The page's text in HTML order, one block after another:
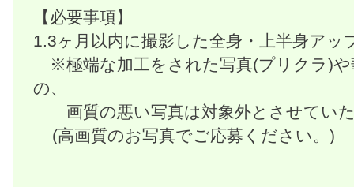
【必要事項】
1.3ヶ月以内に撮影した全身・上半身アッ
※極端な加工をされた写真(プリクラ)や
の、
画質の悪い写真は対象外とさせてい
(高画質のお写真でご応募ください。)